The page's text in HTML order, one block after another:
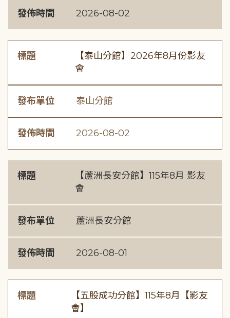
發佈時間 2026-08-02
標題
【泰山分館】2026年8月份影友
會
發布單位 泰山分館
發佈時間 2026-08-02
標題
【蘆洲長安分館】115年8月 影友
會
發布單位 蘆洲長安分館
發佈時間 2026-08-01
標題
【五股成功分館】115年8月【影友
會】